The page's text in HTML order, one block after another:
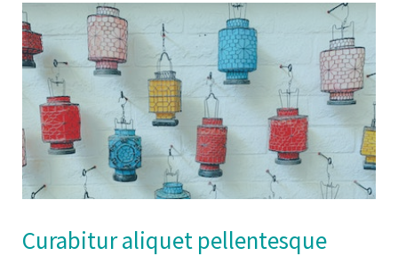
Curabitur aliquet pellentesque